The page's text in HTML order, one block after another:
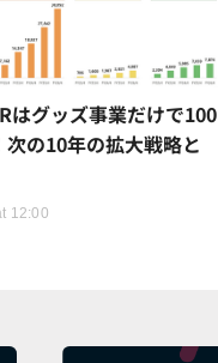
はグッズ事業だけで100
の10年の拡大戦略と
12:00